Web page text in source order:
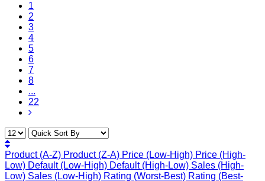
1
2
3
4
5
6
7
8
...
22
Product (A-Z) Product (Z-A) Price (Low-High) Price (High-
Low) Default (Low-High) Default (High-Low) Sales (High-
Low) Sales (Low-High) Rating (Worst-Best) Rating (Best-